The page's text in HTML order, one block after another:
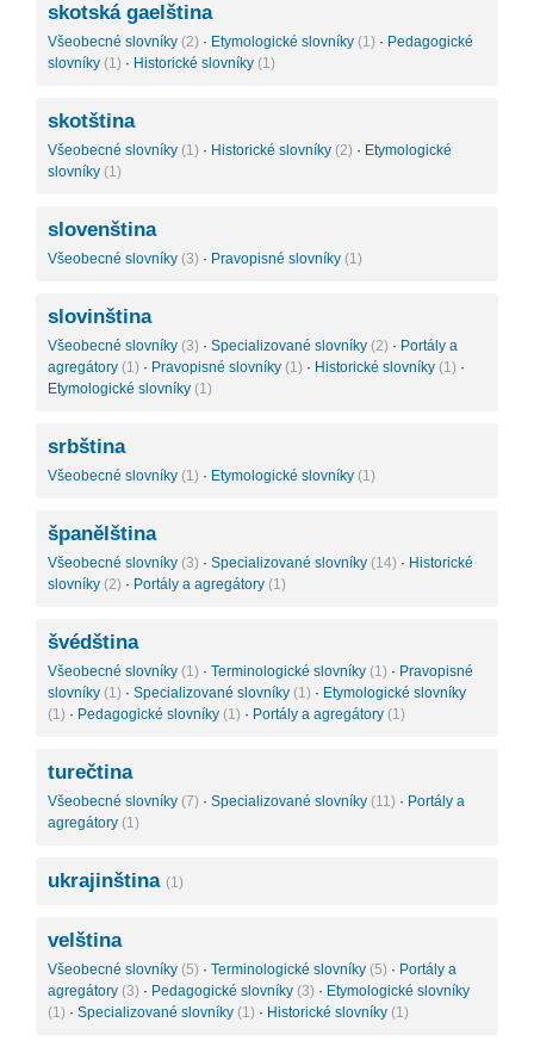
skotská gaelština
Všeobecné slovníky (2) · Etymologické slovníky (1) · Pedagogické
slovníky (1) · Historické slovníky (1)
skotština
Všeobecné slovníky (1) · Historické slovníky (2) · Etymologické
slovníky (1)
slovenština
Všeobecné slovníky (3) · Pravopisné slovníky (1)
slovinština
Všeobecné slovníky (3) · Specializované slovníky (2) · Portály a
agregátory (1) · Pravopisné slovníky (1) · Historické slovníky (1) ·
Etymologické slovníky (1)
srbština
Všeobecné slovníky (1) · Etymologické slovníky (1)
španělština
Všeobecné slovníky (3) · Specializované slovníky (14) · Historické
slovníky (2) · Portály a agregátory (1)
švédština
Všeobecné slovníky (1) · Terminologické slovníky (1) · Pravopisné
slovníky (1) · Specializované slovníky (1) · Etymologické slovníky
(1) · Pedagogické slovníky (1) · Portály a agregátory (1)
turečtina
Všeobecné slovníky (7) · Specializované slovníky (11) · Portály a
agregátory (1)
ukrajinština (1)
velština
Všeobecné slovníky (5) · Terminologické slovníky (5) · Portály a
agregátory (3) · Pedagogické slovníky (3) · Etymologické slovníky
(1) · Specializované slovníky (1) · Historické slovníky (1)